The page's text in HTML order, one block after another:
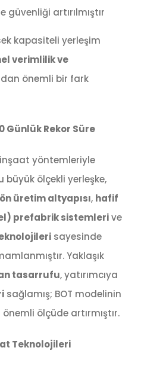
güvenliği artırılmıştır
kapasiteli yerleşim
verimlilik ve
önemli bir fark
Günlük Rekor Süre
yöntemleriyle
büyük ölçekli yerleşke,
üretim altyapısı, hafif
prefabrik sistemlerive
sayesinde
Yaklaşık
tasarrufu, yatırımcıya
sağlamış; BOT modelinin
ölçüde artırmıştır.
Teknolojileri